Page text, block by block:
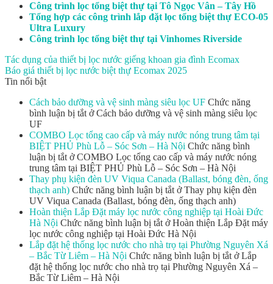
Công trình lọc tổng biệt thự tại Tô Ngọc Vân – Tây Hồ
Tổng hợp các công trình lắp đặt lọc tổng biệt thự ECO-05
Ultra Luxury
Công trình lọc tổng biệt thự tại Vinhomes Riverside
Tác dụng của thiết bị lọc nước giếng khoan gia đình Ecomax
Báo giá thiết bị lọc nước biệt thự Ecomax 2025
Tin nổi bật
Cách bảo dưỡng và vệ sinh màng siêu lọc UF Chức năng
bình luận bị tắt ở Cách bảo dưỡng và vệ sinh màng siêu lọc
UF
COMBO Lọc tổng cao cấp và máy nước nóng trung tâm tại
BIỆT PHỦ Phù Lỗ – Sóc Sơn – Hà Nội Chức năng bình
luận bị tắt ở COMBO Lọc tổng cao cấp và máy nước nóng
trung tâm tại BIỆT PHỦ Phù Lỗ – Sóc Sơn – Hà Nội
Thay phụ kiện đèn UV Viqua Canada (Ballast, bóng đèn, ống
thạch anh) Chức năng bình luận bị tắt ở Thay phụ kiện đèn
UV Viqua Canada (Ballast, bóng đèn, ống thạch anh)
Hoàn thiện Lắp Đặt máy lọc nước công nghiệp tại Hoài Đức
Hà Nội Chức năng bình luận bị tắt ở Hoàn thiện Lắp Đặt máy
lọc nước công nghiệp tại Hoài Đức Hà Nội
Lắp đặt hệ thống lọc nước cho nhà trọ tại Phường Nguyên Xá
– Bắc Từ Liêm – Hà Nội Chức năng bình luận bị tắt ở Lắp
đặt hệ thống lọc nước cho nhà trọ tại Phường Nguyên Xá –
Bắc Từ Liêm – Hà Nội